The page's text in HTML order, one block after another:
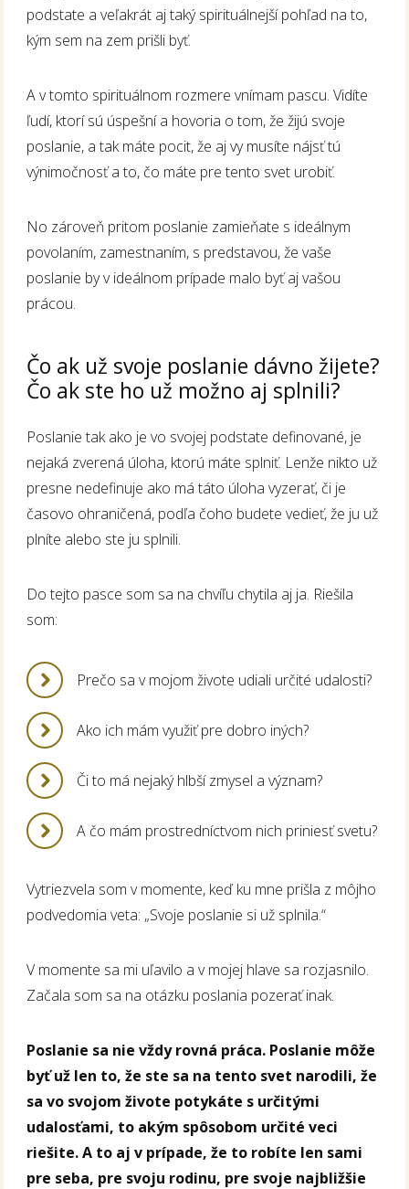
podstate a veľakrát aj taký spirituálnejší pohľad na to,
kým sem na zem prišli byť.
A v tomto spirituálnom rozmere vnímam pascu. Vidíte
ľudí, ktorí sú úspešní a hovoria o tom, že žijú svoje
poslanie, a tak máte pocit, že aj vy musíte nájsť tú
výnimočnosť a to, čo máte pre tento svet urobiť.
No zároveň pritom poslanie zamieňate s ideálnym
povolaním, zamestnaním, s predstavou, že vaše
poslanie by v ideálnom prípade malo byť aj vašou
prácou.
Čo ak už svoje poslanie dávno žijete?
Čo ak ste ho už možno aj splnili?
Poslanie tak ako je vo svojej podstate definované, je
nejaká zverená úloha, ktorú máte splniť. Lenže nikto už
presne nedefinuje ako má táto úloha vyzerať, či je
časovo ohraničená, podľa čoho budete vedieť, že ju už
plníte alebo ste ju splnili.
Do tejto pasce som sa na chvíľu chytila aj ja. Riešila
som:
Prečo sa v mojom živote udiali určité udalosti?
Ako ich mám využiť pre dobro iných?
Či to má nejaký hlbší zmysel a význam?
A čo mám prostredníctvom nich priniesť svetu?
Vytriezvela som v momente, keď ku mne prišla z môjho
podvedomia veta: „Svoje poslanie si už splnila.“
V momente sa mi uľavilo a v mojej hlave sa rozjasnilo.
Začala som sa na otázku poslania pozerať inak.
Poslanie sa nie vždy rovná práca. Poslanie môže
byť už len to, že ste sa na tento svet narodili, že
sa vo svojom živote potykáte s určitými
udalosťami, to akým spôsobom určité veci
riešite. A to aj v prípade, že to robíte len sami
pre seba, pre svoju rodinu, pre svoje najbližšie